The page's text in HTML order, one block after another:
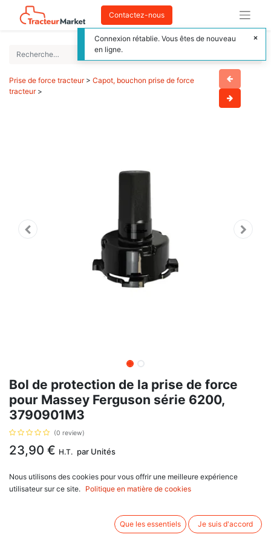
Contactez-nous
Prise de force tracteur> Capot, bouchon prise de force
tracteur>
Bol de protection de la prise de force
pour Massey Ferguson série 6200,
3790901M3
(0 review)
23,90 € H.T. par Unités
AJOUTER AU PANIER
Bol de protection de la prise de force, avec pour référence d'origine
Nous utilisons des cookies pour vous offrir une meilleure expérience
utilisateur sur ce site.
Politique en matière de cookies
Que les essentiels Je suis d'accord
Connexion rétablie. Vous êtes de nouveau
en ligne.